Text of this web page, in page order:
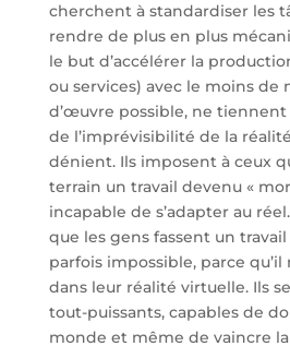
cherchent à standardiser les
rendre de plus en plus
le but d’accélérer la
ou services) avec le moins de
d’œuvre possible, ne
de l’imprévisibilité de la
dénient. Ils imposent à ceux
terrain un travail devenu «
incapable de s’adapter au
que les gens fassent un
parfois impossible, parce qu’il
dans leur réalité virtuelle. Ils
tout-puissants, capables de
monde et même de vaincre